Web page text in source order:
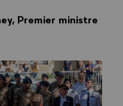
Premier ministre